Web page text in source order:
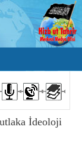
İdeoloji